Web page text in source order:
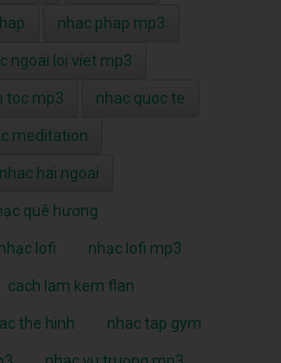
nhac phap mp3
ngoai loi viet mp3
toc mp3 nhac quoc te
meditation
nhac hai ngoai
quê hương
nhạc lofi nhạc lofi mp3
cach lam kem flan
the hinh nhac tap gym